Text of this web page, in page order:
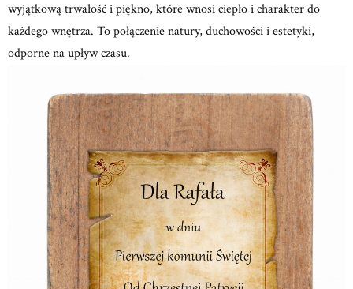
wyjątkową trwałość i piękno, które wnosi ciepło i charakter do
każdego wnętrza. To połączenie natury, duchowości i estetyki,
odporne na upływ czasu.